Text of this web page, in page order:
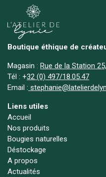
Boutique éthique de
Magasin : Rue de la Station
Tél : +32 (0) 497/18.05.47
Email :
Liens utiles
Accueil
Nos produits
Bougies naturelles
Déstockage
A propos
Actualités